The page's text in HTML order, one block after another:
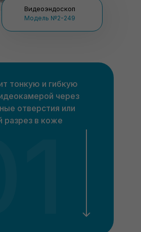
Видеоэндоскоп
Модель №2-249
тонкую и гибкую
через
отверстия или
разрез в коже